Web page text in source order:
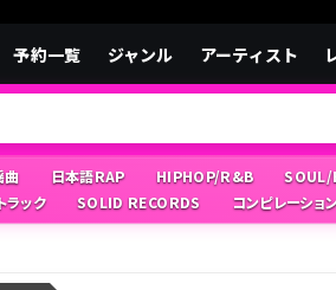
予約一覧 ジャンル アーティスト
曲 日本語RAP HIPHOP/R&B SOUL/
ラック
SOLID RECORDS コンピレーショ